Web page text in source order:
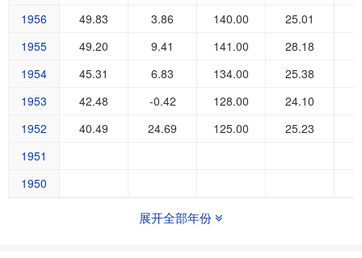
1956
49.83 3.86 140.00 25.01
1955
49.20 9.41 141.00 28.18
1954
45.31 6.83 134.00 25.38
1953
42.48 -0.42 128.00 24.10
1952
40.49 24.69 125.00 25.23
1951
1950
展开全部年份